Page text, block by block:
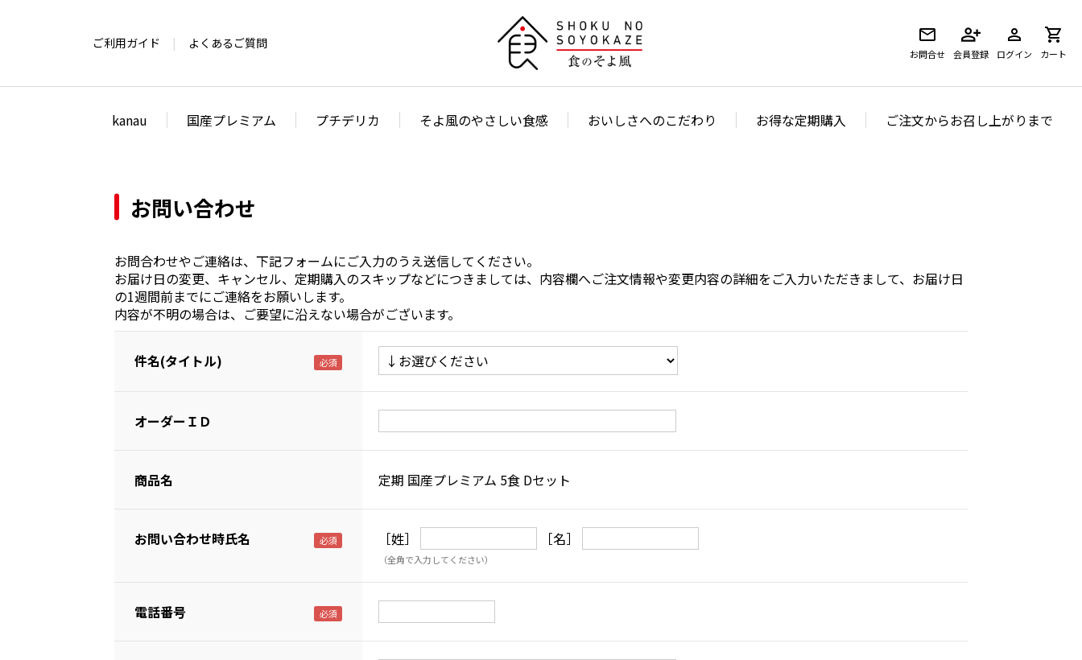
ご利用ガイド よくあるご質問
お問合せ 会員登録 ログイン カート
kanau 国産プレミアム プチデリカ そよ風のやさしい食感 おいしさへのこだわり お得な定期購入 ご注文からお召し上がりまで
お問い合わせ
お問合わせやご連絡は、下記フォームにご入力のうえ送信してください。
お届け日の変更、キャンセル、定期購入のスキップなどにつきましては、内容欄へご注文情報や変更内容の詳細をご入力いただきまして、お届け日
の1週間前までにご連絡をお願いします。
内容が不明の場合は、ご要望に沿えない場合がございます。
件名(タイトル)
オーダーＩＤ
商品名 定期 国産プレミアム 5食 Dセット
お問い合わせ時氏名 ［姓］ ［名］
（全角で入力してください）
電話番号